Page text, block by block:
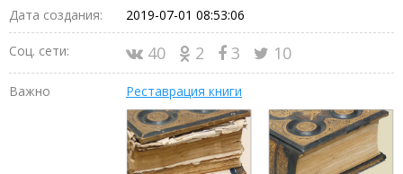
Дата создания: 2019-07-01 08:53:06
Соц. сети: 40 2 3 10
Важно Реставрация книги